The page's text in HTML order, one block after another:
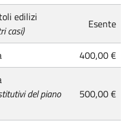
edilizi
casi)
Esente
400,00 €
del piano
500,00 €